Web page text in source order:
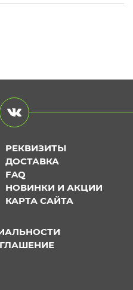
РЕКВИЗИТЫ
ДОСТАВКА
FAQ
НОВИНКИ И АКЦИИ
КАРТА САЙТА